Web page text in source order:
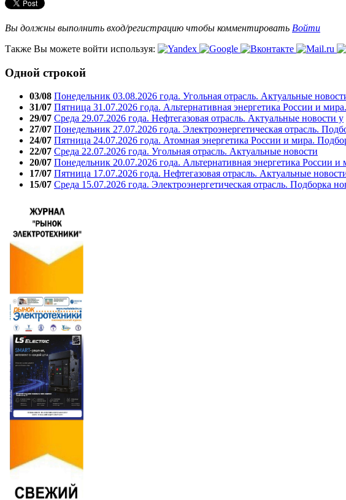
Вы должны выполнить вход/регистрацию чтобы комментировать Войти
Также Вы можете войти используя:
Одной строкой
03/08 Понедельник 03.08.2026 года. Угольная отрасль. Актуальные
31/07 Пятница 31.07.2026 года. Альтернативная энергетика России и
29/07 Среда 29.07.2026 года. Нефтегазовая отрасль. Актуальные новости у
27/07 Понедельник 27.07.2026 года. Электроэнергетическая отрасль.
24/07 Пятница 24.07.2026 года. Атомная энергетика России и мира.
22/07 Среда 22.07.2026 года. Угольная отрасль. Актуальные новости
20/07 Понедельник 20.07.2026 года. Альтернативная энергетика России
17/07 Пятница 17.07.2026 года. Нефтегазовая отрасль. Актуальные
15/07 Среда 15.07.2026 года. Электроэнергетическая отрасль. Подборка